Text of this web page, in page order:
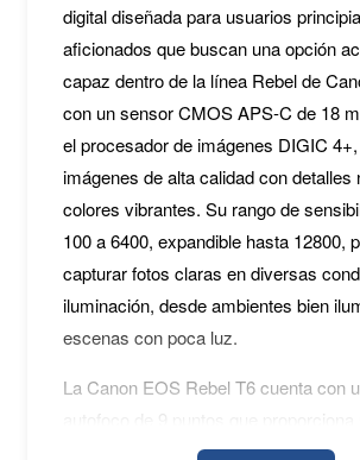
digital diseñada para usuarios
aficionados que buscan una opción
capaz dentro de la línea Rebel de
con un sensor CMOS APS-C de 18
el procesador de imágenes DIGIC
imágenes de alta calidad con detalles
colores vibrantes. Su rango de
100 a 6400, expandible hasta 12800,
capturar fotos claras en diversas
iluminación, desde ambientes bien
escenas con poca luz.
La Canon EOS Rebel T6 cuenta con
autofoco de 9 puntos que proporciona
rápido y preciso para una variedad de